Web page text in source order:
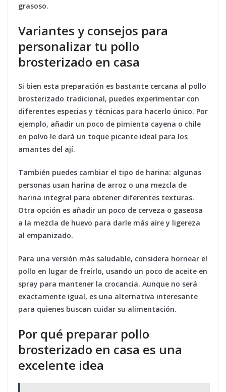
grasoso.
Variantes y consejos para
personalizar tu pollo
brosterizado en casa
Si bien esta preparación es bastante cercana al pollo
brosterizado tradicional, puedes experimentar con
diferentes especias y técnicas para hacerlo único. Por
ejemplo, añadir un poco de pimienta cayena o chile
en polvo le dará un toque picante ideal para los
amantes del ají.
También puedes cambiar el tipo de harina: algunas
personas usan harina de arroz o una mezcla de
harina integral para obtener diferentes texturas.
Otra opción es añadir un poco de cerveza o gaseosa
a la mezcla de huevo para darle más aire y ligereza
al empanizado.
Para una versión más saludable, considera hornear el
pollo en lugar de freírlo, usando un poco de aceite en
spray para mantener la crocancia. Aunque no será
exactamente igual, es una alternativa interesante
para quienes buscan cuidar su alimentación.
Por qué preparar pollo
brosterizado en casa es una
excelente idea